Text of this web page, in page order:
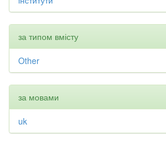
за типом вмісту
Other
за мовами
uk